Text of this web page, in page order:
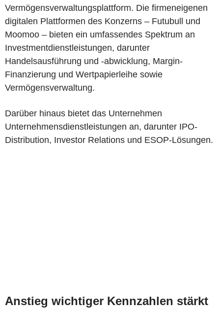
Vermögensverwaltungsplattform. Die firmeneigenen
digitalen Plattformen des Konzerns – Futubull und
Moomoo – bieten ein umfassendes Spektrum an
Investmentdienstleistungen, darunter
Handelsausführung und -abwicklung, Margin-
Finanzierung und Wertpapierleihe sowie
Vermögensverwaltung.
Darüber hinaus bietet das Unternehmen
Unternehmensdienstleistungen an, darunter IPO-
Distribution, Investor Relations und ESOP-Lösungen.
Anstieg wichtiger Kennzahlen stärkt